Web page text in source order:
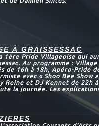
À GRAISSESSAC
1ère Pride Villageoise qui
Au programme : Village
de 16h à 18h, Apéro-Pride
avec « Shoo Bee Show
Reine et DJ Kennet de 22h
la journée. Les